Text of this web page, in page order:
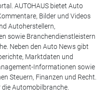
AUTOHAUS bietet Auto
Bilder und Videos
Autoherstellern,
sowie Branchendienstleistern
Neben den Auto News gibt
Marktdaten und
Informationen sowie
Steuern, Finanzen und Recht.
Automobilbranche.